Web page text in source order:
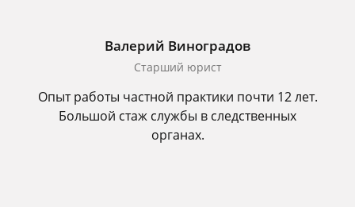
Валерий Виноградов
Старший юрист
Опыт работы частной практики почти 12 лет.
Большой стаж службы в следственных
органах.